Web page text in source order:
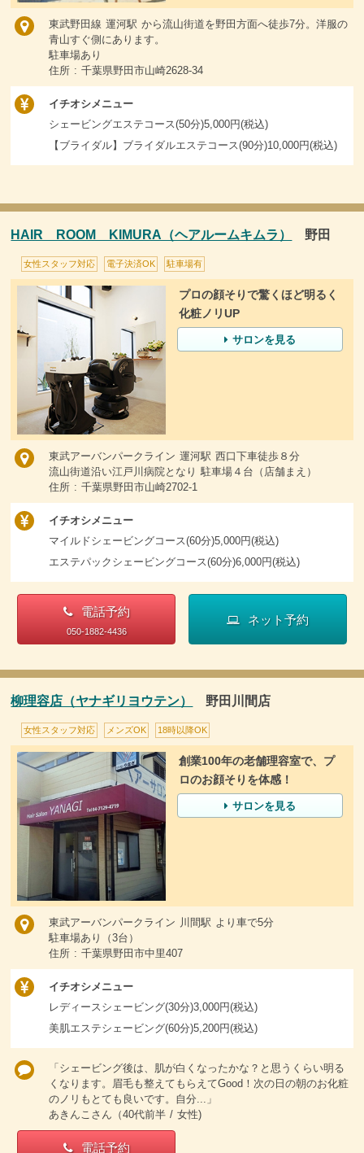
東武野田線 運河駅 から流山街道を野田方面へ徒歩7分。洋服の
青山すぐ側にあります。
駐車場あり
住所 : 千葉県野田市山崎2628-34
イチオシメニュー
シェービングエステコース(50分)5,000円(税込)
【ブライダル】ブライダルエステコース(90分)10,000円(税込)
HAIR ROOM KIMURA（ヘアルームキムラ） 野田
女性スタッフ対応 電子決済OK 駐車場有
プロの顔そりで驚くほど明るく
化粧ノリUP
サロンを見る
東武アーバンパークライン 運河駅 西口下車徒歩８分
流山街道沿い江戸川病院となり 駐車場４台（店舗まえ）
住所 : 千葉県野田市山崎2702-1
イチオシメニュー
マイルドシェービングコース(60分)5,000円(税込)
エステパックシェービングコース(60分)6,000円(税込)
電話予約
050-1882-4436
ネット予約
柳理容店（ヤナギリヨウテン） 野田川間店
女性スタッフ対応 メンズOK 18時以降OK
創業100年の老舗理容室で、プ
ロのお顔そりを体感！
サロンを見る
東武アーバンパークライン 川間駅 より車で5分
駐車場あり（3台）
住所 : 千葉県野田市中里407
イチオシメニュー
レディースシェービング(30分)3,000円(税込)
美肌エステシェービング(60分)5,200円(税込)
「シェービング後は、肌が白くなったかな？と思うくらい明る
くなります。眉毛も整えてもらえてGood！次の日の朝のお化粧
のノリもとても良いです。自分...」
あきんこさん（40代前半 / 女性)
電話予約